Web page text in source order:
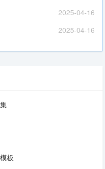
2025-04-16
2025-04-16
板